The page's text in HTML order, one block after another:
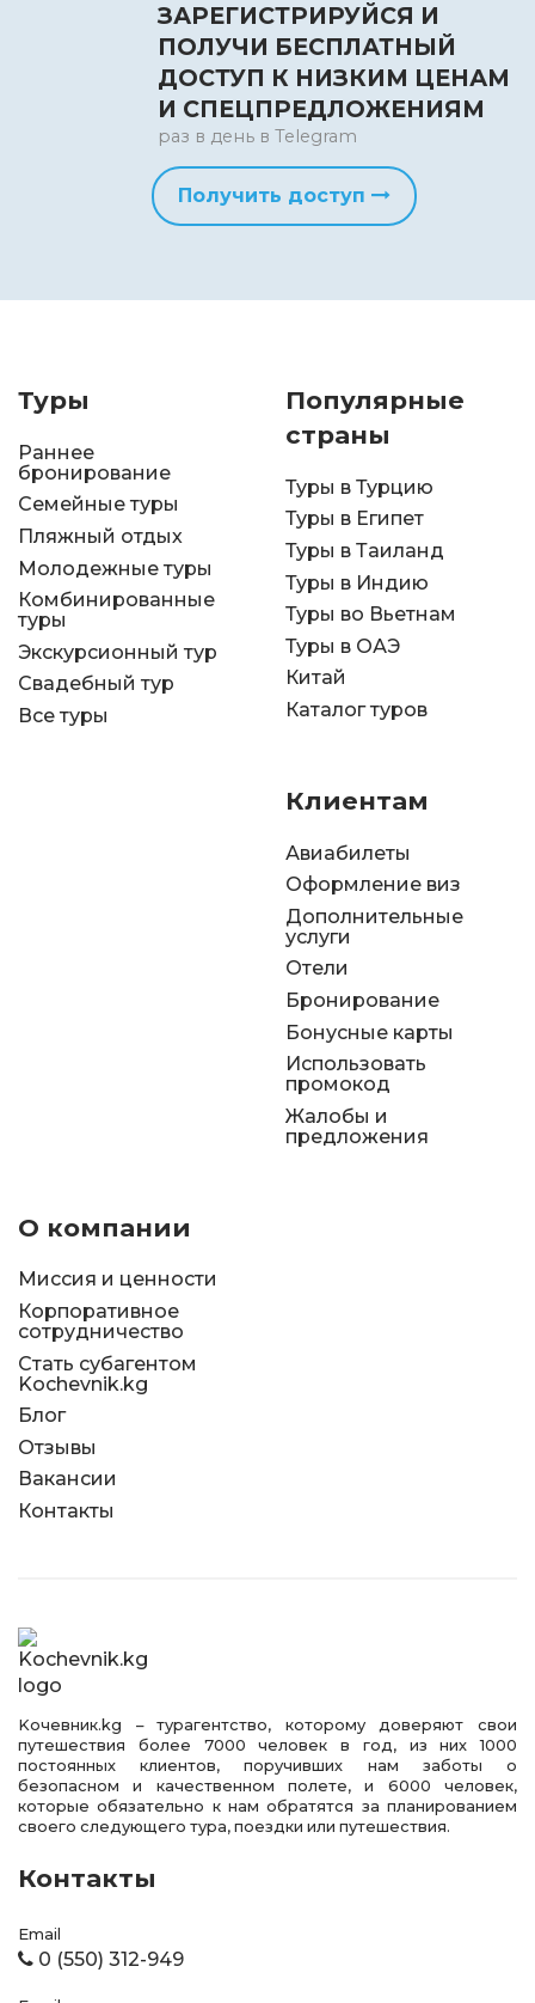
ЗАРЕГИСТРИРУЙСЯ И
ПОЛУЧИ БЕСПЛАТНЫЙ
ДОСТУП К НИЗКИМ ЦЕНАМ
И СПЕЦПРЕДЛОЖЕНИЯМ
раз в день в Telegram
Получить доступ
Туры
Раннее
бронирование
Семейные туры
Пляжный отдых
Молодежные туры
Комбинированные
туры
Экскурсионный тур
Свадебный тур
Все туры
Популярные
страны
Туры в Турцию
Туры в Египет
Туры в Таиланд
Туры в Индию
Туры во Вьетнам
Туры в ОАЭ
Китай
Каталог туров
Клиентам
Авиабилеты
Оформление виз
Дополнительные
услуги
Отели
Бронирование
Бонусные карты
Использовать
промокод
Жалобы и
предложения
О компании
Миссия и ценности
Корпоративное
сотрудничество
Стать субагентом
Kochevnik.kg
Блог
Отзывы
Вакансии
Контакты
Kочевник.kg – турагентство, которому доверяют свои
путешествия более 7000 человек в год, из них 1000
постоянных клиентов, поручивших нам заботы о
безопасном и качественном полете, и 6000 человек,
которые обязательно к нам обратятся за планированием
своего следующего тура, поездки или путешествия.
Контакты
Email
0 (550) 312-949